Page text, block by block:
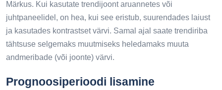
Märkus. Kui kasutate trendijoont aruannetes või
juhtpaneelidel, on hea, kui see eristub, suurendades laiust
ja kasutades kontrastset värvi. Samal ajal saate trendiriba
tähtsuse selgemaks muutmiseks heledamaks muuta
andmeribade (või joonte) värvi.
Prognoosiperioodi lisamine